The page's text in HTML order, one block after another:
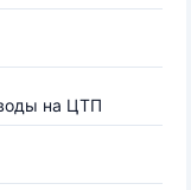
на ЦТП